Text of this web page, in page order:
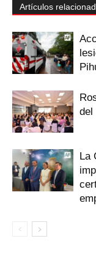
Artículos
del
La